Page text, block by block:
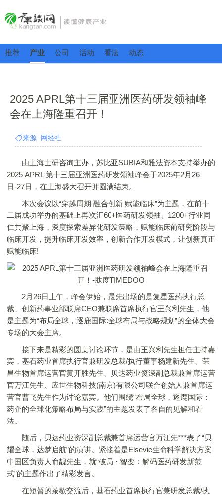
推荐 产业 公司 活动 看法 动态
2025 APRL第十三届亚洲医药研发领袖峰
会在上海隆重召开！
来源: 网经社
由上海士研咨询主办，苏比亚SUBIA和雅法资本支持举办的
2025 APRL 第十三届亚洲医药研发领袖峰会于2025年2月26
日-27日，在上海盛大召开并圆满结束。
本次会议以“穿越周期 融合创新 赋能临床”为主题，在前十
二届成功举办的基础上再次汇60+医药研发领袖、1200+行业同
仁共聚上海，深度探索差异化研发策略，赋能临床前研究阶段与
临床开发，提升临床开发效率，创新合作开发模式，让创新真正
赋能临床!
2月26日上午，峰会伊始，最先出场的是复星医药执行总
裁、创新药事业部联席CEO兼联席首席执行官王兴利先生，他
是主题为“布局全球，逐鹿国际:全球布局与战略规划”的全体大会
专场的大会主席。
接下来是精彩的圆桌讨论环节，是由王兴利先生担任主持嘉
宾，基石药业首席执行官兼研发总裁/执行董事杨建新先生、荣
昌生物首席运营官黄开胜先生、贝达药业资深副总裁兼首席运营
官万江先生、应世生物科技(南京)有限公司联合创始人兼首席运
营官曹飞先生作为讨论嘉宾。他们围绕“布局全球，逐鹿国际：
药企的全球化策略布局与实践”的主题发表了各自的见解和看
法。
随后，贝达药业资深副总裁兼首席运营官万江先***表了“贝
耀全球，达梦启航”的演讲。紧接着是Elsevie生命科学解决方案
中国区负责人俞靓先生，就“破局 · 智变：解码医药研发新范
式”的主题作出了精彩发言。
在短暂的茶歇交流后，基石药业首席执行官兼研发总裁/执